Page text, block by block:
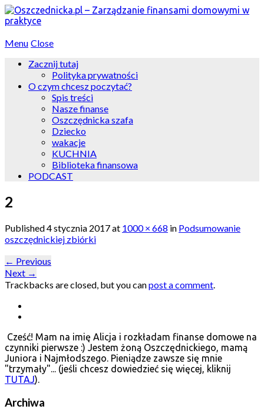
Menu Close
Zacznij tutaj
Polityka prywatności
O czym chcesz poczytać?
Spis treści
Nasze finanse
Oszczędnicka szafa
Dziecko
wakacje
KUCHNIA
Biblioteka finansowa
PODCAST
2
Published4 stycznia 2017at 1000 × 668 in Podsumowanie
oszczędnickiej zbiórki
← Previous
Next →
Trackbacks are closed, but you canpost a comment
Cześć! Mam na imię Alicja i rozkładam finanse domowe na
czynniki pierwsze :) Jestem żoną Oszczędnickiego, mamą
Juniora i Najmłodszego. Pieniądze zawsze się mnie
"trzymały"... (jeśli chcesz dowiedzieć się więcej, kliknij
TUTAJ).
Archiwa